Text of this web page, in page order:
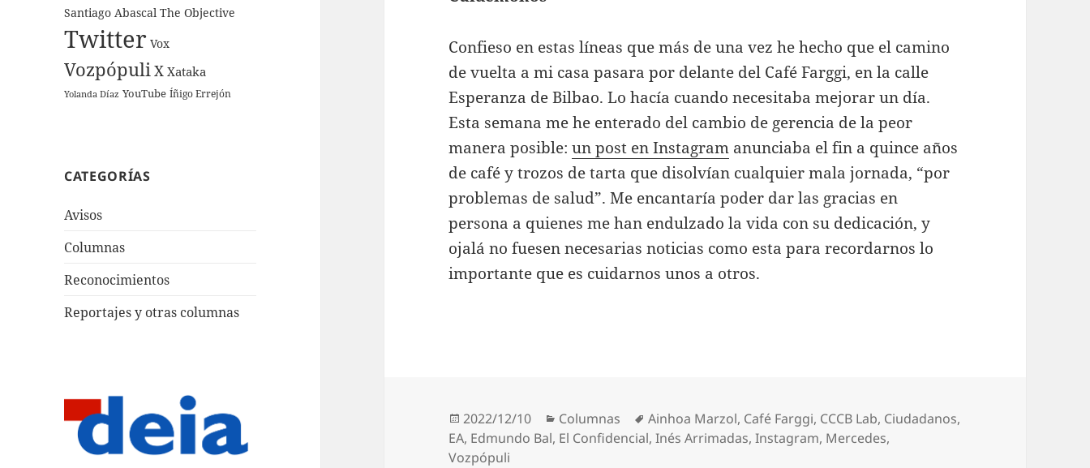
Santiago Abascal The Objective
Twitter Vox
Vozpópuli X Xataka
Yolanda Díaz YouTube Íñigo Errejón
CATEGORÍAS
Avisos
Columnas
Reconocimientos
Reportajes y otras columnas
Confieso en estas líneas que más de una vez he hecho que el camino
de vuelta a mi casa pasara por delante del Café Farggi, en la calle
Esperanza de Bilbao. Lo hacía cuando necesitaba mejorar un día.
Esta semana me he enterado del cambio de gerencia de la peor
manera posible:un post en Instagram anunciaba el fin a quince años
de café y trozos de tarta que disolvían cualquier mala jornada, “por
problemas de salud”. Me encantaría poder dar las gracias en
persona a quienes me han endulzado la vida con su dedicación, y
ojalá no fuesen necesarias noticias como esta para recordarnos lo
importante que es cuidarnos unos a otros.
Publicado
el
2022/12/10 Categorías
Columnas Etiquetas
Ainhoa Marzol, Café Farggi, CCCB Lab, Ciudadanos,
EA, Edmundo Bal, El Confidencial,Inés Arrimadas,Instagram, Mercedes,
Vozpópuli